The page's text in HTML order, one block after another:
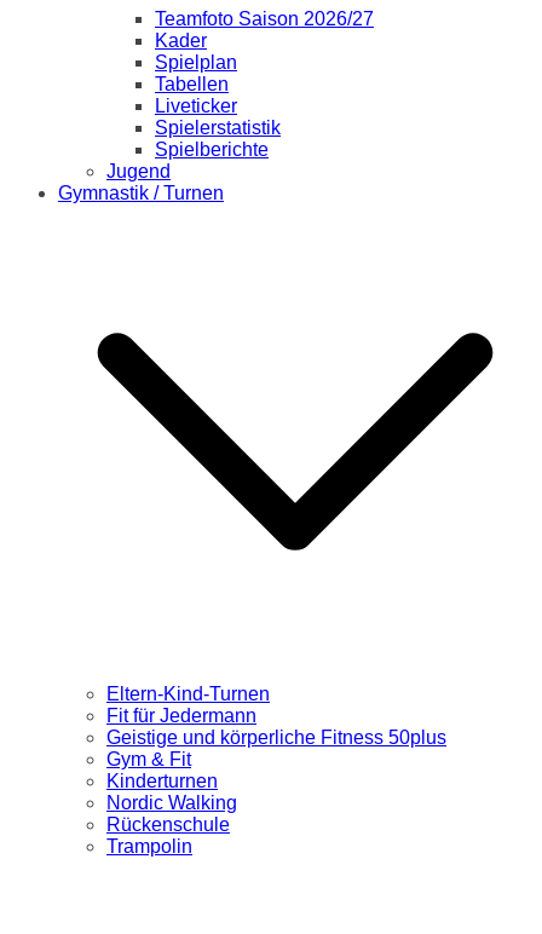
Teamfoto Saison 2026/27
Kader
Spielplan
Tabellen
Liveticker
Spielerstatistik
Spielberichte
Jugend
Gymnastik / Turnen
Eltern-Kind-Turnen
Fit für Jedermann
Geistige und körperliche Fitness 50plus
Gym & Fit
Kinderturnen
Nordic Walking
Rückenschule
Trampolin